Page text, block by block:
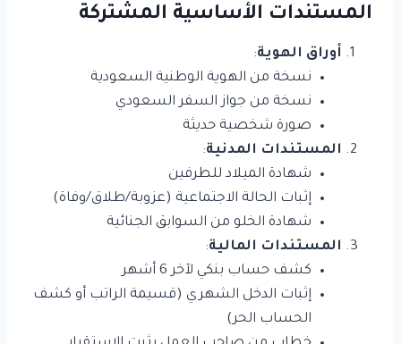
المستندات الأساسية المشتركة
أوراق الهوية:
نسخة من الهوية الوطنية السعودية
نسخة من جواز السفر السعودي
صورة شخصية حديثة
المستندات المدنية:
شهادة الميلاد للطرفين
إثبات الحالة الاجتماعية (عزوبة/طلاق/وفاة)
شهادة الخلو من السوابق الجنائية
المستندات المالية:
كشف حساب بنكي لآخر 6 أشهر
إثبات الدخل الشهري (قسيمة الراتب أو كشف
الحساب الحر)